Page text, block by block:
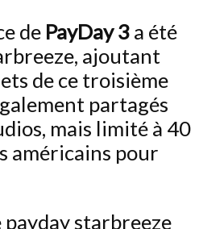
de PayDay 3 a été
ajoutant
de ce troisième
partagés
mais limité à 40
américains pour